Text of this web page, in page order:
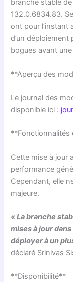
branche stable
132.0.6834.83.
ont pour l’instant
d’un
bogues avant
**Aperçu des
Le journal des
disponible ici :
**Fonctionnalités
Cette mise à jour
performance
Cependant, elle
majeure.
« La branche
mises à jour
déployer à un
déclaré Srinivas
**Disponibilité**